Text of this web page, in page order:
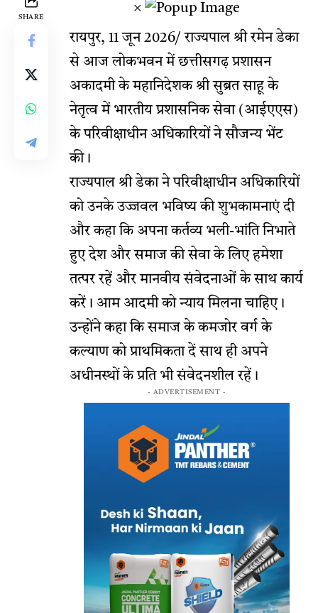
SHARE
×
रायपुर, 11 जून 2026/ राज्यपाल श्री रमेन डेका
से आज लोकभवन में छत्तीसगढ़ प्रशासन
अकादमी के महानिदेशक श्री सुब्रत साहू के
नेतृत्व में भारतीय प्रशासनिक सेवा (आईएएस)
के परिवीक्षाधीन अधिकारियों ने सौजन्य भेंट
की।
राज्यपाल श्री डेका ने परिवीक्षाधीन अधिकारियों
को उनके उज्जवल भविष्य की शुभकामनाएं दी
और कहा कि अपना कर्तव्य भली-भांति निभाते
हुए देश और समाज की सेवा के लिए हमेशा
तत्पर रहें और मानवीय संवेदनाओं के साथ कार्य
करें। आम आदमी को न्याय मिलना चाहिए।
उन्होंने कहा कि समाज के कमजोर वर्ग के
कल्याण को प्राथमिकता दें साथ ही अपने
अधीनस्थों के प्रति भी संवेदनशील रहें।
- ADVERTISEMENT -